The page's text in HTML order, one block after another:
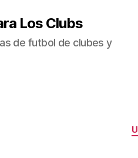
Los Clubs
de futbol de clubes y